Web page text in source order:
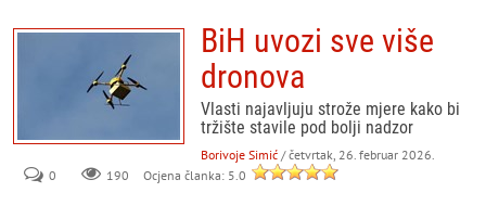
BiH uvozi sve više
dronova
Vlasti najavljuju strože mjere kako bi
tržište stavile pod bolji nadzor
Borivoje Simić / četvrtak, 26. februar 2026.
0
190 Ocjena članka: 5.0